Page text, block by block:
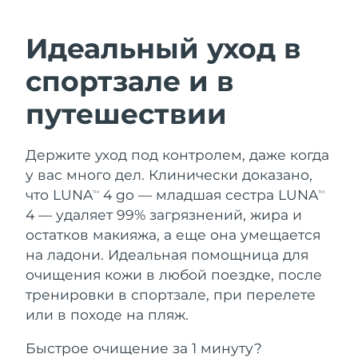
Идеальный уход в
спортзале и в
путешествии
Держите уход под контролем, даже когда
у вас много дел. Клинически доказано,
что LUNATM 4 go — младшая сестра LUNATM
4 — удаляет 99% загрязнений, жира и
остатков макияжа, а еще она умещается
на ладони. Идеальная помощница для
очищения кожи в любой поездке, после
тренировки в спортзале, при перелете
или в походе на пляж.
Быстрое очищение за 1 минуту?
Очищение кожи
LUNA™ 4 набор
LUNA™ 4 Plus
Massage, LED heating
LUNA™ 4 Men
For men, anti-aging massage
Лифтинг
BEAR™ 2 набор
BEAR™ 2 go
Microcurrent toning on-the-go
BEAR™ 2 eyes & lips
Microcurrent line smoothing device
Увлажнение
UFO™ 3 набор
Deep facial hydration
UFO™ 3 LED
Near-infrared and red light therapy
Забота о полости рта
issa™ 4
Hybrid silicone sonic toothbrush
issa™ 4 plus
Smart hybrid silicone sonic toothbrush
FAQ™ АНТИВОЗРАСТНОЙ УХОД
NEW
Австралия
Ожидаемая дата доставки
Австрия
Ожидаемая дата доставки
Бахрейн
Ожидаемая дата доставки
8/11/26
Бельгия
Ожидаемая дата доставки
8/10/26
Бермудские о-ва
Ожидаемая дата доставки
8/16/26
Босния и
Герцеговина